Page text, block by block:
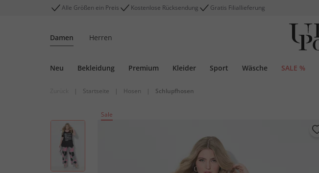
Alle Größen ein Preis Kostenlose Rücksendung Gratis Filiallieferung
Damen Herren
Neu Bekleidung Premium Kleider Sport Wäsche SALE %
| Startseite | Hosen | Schlupfhosen
Sale